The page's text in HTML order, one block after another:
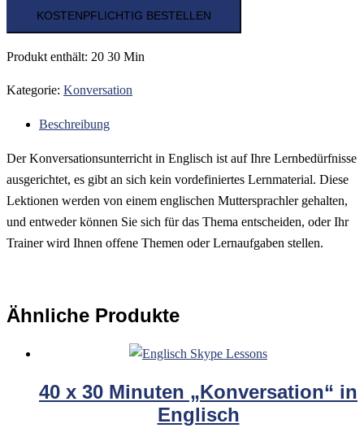
Minuten
in
Menge
KOSTENPFLICHTIG BESTELLEN
Produkt enthält: 20 30 Min
Kategorie: Konversation
Beschreibung
Der Konversationsunterricht in Englisch ist auf Ihre Lernbedürfnisse
ausgerichtet, es gibt an sich kein vordefiniertes Lernmaterial. Diese
Lektionen werden von einem englischen Muttersprachler gehalten,
und entweder können Sie sich für das Thema entscheiden, oder Ihr
Trainer wird Ihnen offene Themen oder Lernaufgaben stellen.
Ähnliche Produkte
40 x 30 Minuten „Konversation“ in
Englisch